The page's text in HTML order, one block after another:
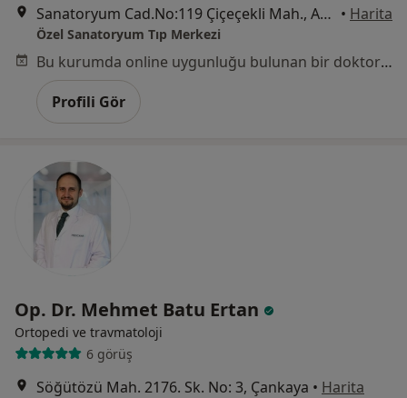
Sanatoryum Cad.No:119 Çiçeçekli Mah., Ankara • Harita
Özel Sanatoryum Tıp Merkezi
Bu kurumda online uygunluğu bulunan bir doktor veya uzman bulunamadı
Profili Gör
Op. Dr. Mehmet Batu Ertan
Ortopedi ve travmatoloji
6 görüş
Söğütözü Mah. 2176. Sk. No: 3, Çankaya • Harita